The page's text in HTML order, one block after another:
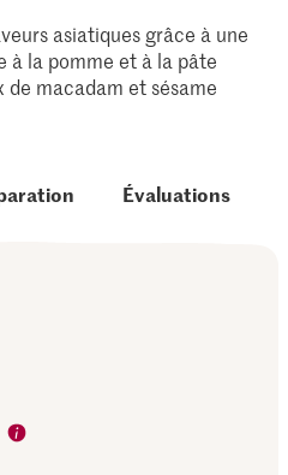
asiatiques grâce à une
à la pomme et à la pâte
macadam et sésame
Évaluations